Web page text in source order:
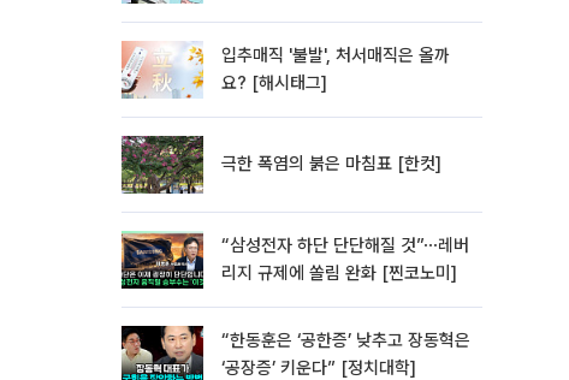
입추매직 '불발', 처서매직은 올까
요? [해시태그]
극한 폭염의 붉은 마침표 [한컷]
“삼성전자 하단 단단해질 것”⋯레버
리지 규제에 쏠림 완화 [찐코노미]
“한동훈은 ‘공한증’ 낮추고 장동혁은
‘공장증’ 키운다” [정치대학]